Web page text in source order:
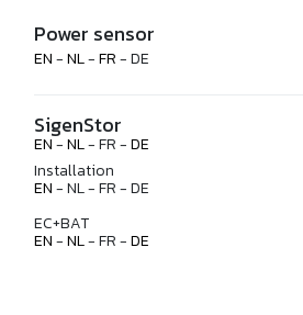
Power sensor
EN-NL-FR- DE
SigenStor
EN-NL- FR -DE
Installation
EN- NL - FR - DE
EC+BAT
EN-NL- FR -DE